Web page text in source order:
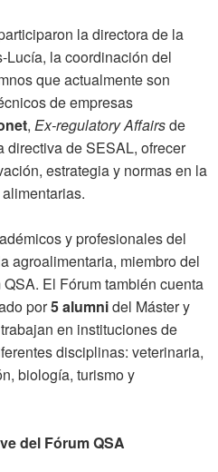
la directora de la
Lucía, la coordinación del
que actualmente son
de empresas
, Ex-regulatory Affairsde
directiva de SESAL, ofrecer
estrategia y normas en la
y profesionales del
agroalimentaria, miembro del
El Fórum también cuenta
por5 alumnidel Máster y
en instituciones de
disciplinas: veterinaria,
biología, turismo y
del Fórum QSA